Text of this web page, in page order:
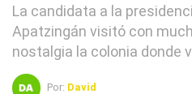
La candidata a la
Apatzingán visitó con
nostalgia la colonia donde
Por: David